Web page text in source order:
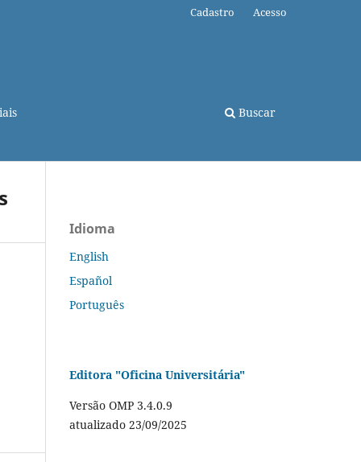
Buscar
Cadastro Acesso
Idioma
English
Español
Português
Editora "Oficina Universitária"
Versão OMP 3.4.0.9
atualizado 23/09/2025